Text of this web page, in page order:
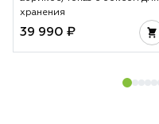
хранения
39 990 ₽